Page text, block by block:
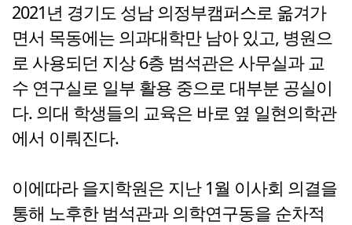
2021년 경기도 성남 의정부캠퍼스로 옮겨가
면서 목동에는 의과대학만 남아 있고, 병원으
로 사용되던 지상 6층 범석관은 사무실과 교
수 연구실로 일부 활용 중으로 대부분 공실이
다. 의대 학생들의 교육은 바로 옆 일현의학관
에서 이뤄진다.
이에따라 을지학원은 지난 1월 이사회 의결을
통해 노후한 범석관과 의학연구동을 순차적